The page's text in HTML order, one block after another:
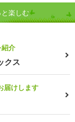
楽しむ
介
クス
届けします